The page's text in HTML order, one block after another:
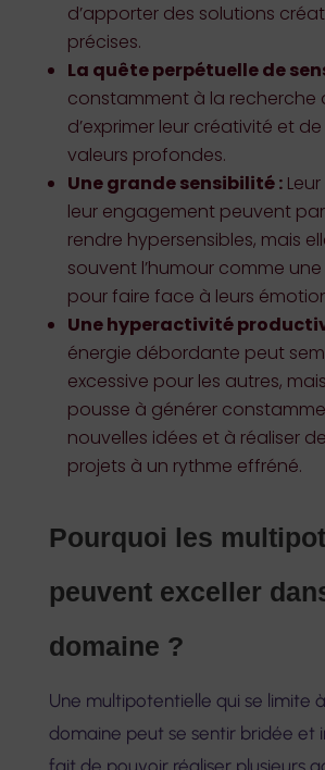
d’apporter des solutions
précises.
La quête perpétuelle de
constamment à la recherche
d’exprimer leur créativité et
valeurs profondes.
Une grande sensibilité :
leur engagement peuvent
rendre hypersensibles, mais
souvent l’humour comme
pour faire face à leurs
Une hyperactivité
énergie débordante peut
excessive pour les autres,
pousse à générer
nouvelles idées et à réaliser
projets à un rythme effréné.
Pourquoi les
peuvent exceller
domaine ?
Une multipotentielle qui se limite à
domaine peut se sentir bridée et